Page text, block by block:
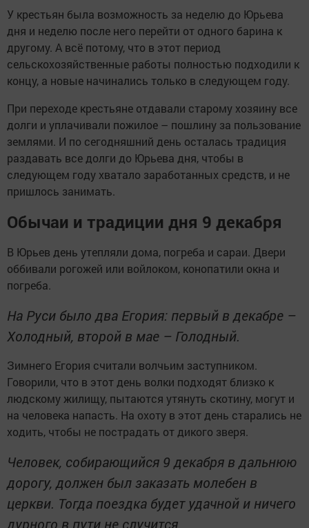
У крестьян была возможность за неделю до Юрьева
дня и неделю после него перейти от одного барина к
другому. А всё потому, что в этот период
сельскохозяйственные работы полностью подходили к
концу, а новые начинались только в следующем году.
При переходе крестьяне отдавали старому хозяину все
долги и уплачивали пожилое – пошлину за пользование
землями. И по сегодняшний день осталась традиция
раздавать все долги до Юрьева дня, чтобы в
следующем году хватало заработанных средств, и не
пришлось занимать.
Обычаи и традиции дня 9 декабря
В Юрьев день утепляли дома, погреба и сараи. Двери
оббивали рогожей или войлоком, конопатили окна и
погреба.
На Руси было два Егория: первый в декабре –
Холодный, второй в мае – Голодный.
Зимнего Егория считали волчьим заступником.
Говорили, что в этот день волки подходят близко к
людскому жилищу, пытаются утянуть скотину, могут и
на человека напасть. На охоту в этот день старались не
ходить, чтобы не пострадать от дикого зверя.
Человек, собирающийся 9 декабря в дальнюю
дорогу, должен был заказать молебен в
церкви. Тогда поездка будет удачной и ничего
дурного в пути не случится.